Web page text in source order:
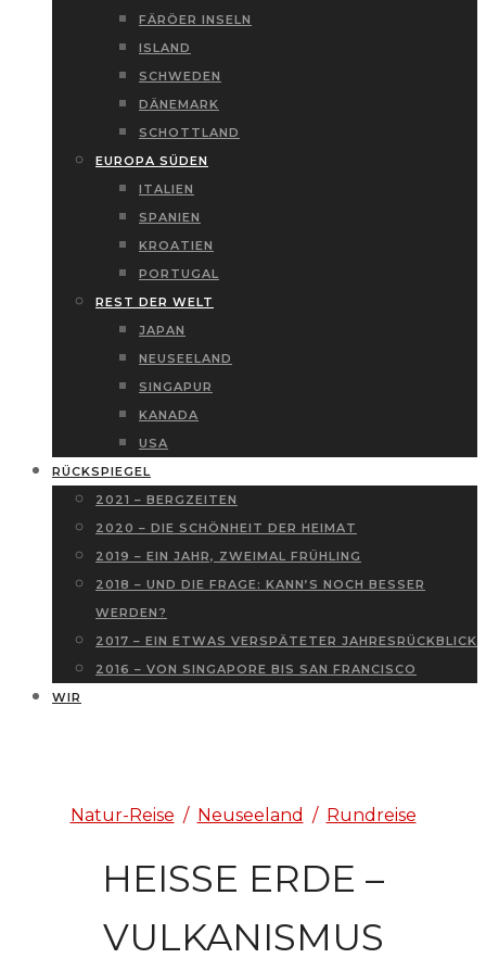
FÄRÖER INSELN
ISLAND
SCHWEDEN
DÄNEMARK
SCHOTTLAND
EUROPA SÜDEN
ITALIEN
SPANIEN
KROATIEN
PORTUGAL
REST DER WELT
JAPAN
NEUSEELAND
SINGAPUR
KANADA
USA
RÜCKSPIEGEL
2021 – BERGZEITEN
2020 – DIE SCHÖNHEIT DER HEIMAT
2019 – EIN JAHR, ZWEIMAL FRÜHLING
2018 – UND DIE FRAGE: KANN’S NOCH BESSER
WERDEN?
2017 – EIN ETWAS VERSPÄTETER JAHRESRÜCKBLICK
2016 – VON SINGAPORE BIS SAN FRANCISCO
WIR
Natur-Reise / Neuseeland / Rundreise
HEISSE ERDE – V
ULKANISMUS Z